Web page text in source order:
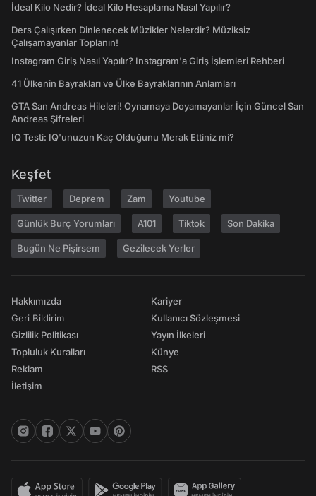
İdeal Kilo Nedir? İdeal Kilo Hesaplama Nasıl Yapılır?
Ders Çalışırken Dinlenecek Müzikler Nelerdir? Müziksiz
Çalışamayanlar Toplanın!
Instagram Giriş Nasıl Yapılır? Instagram'a Giriş İşlemleri Rehberi
41 Ülkenin Bayrakları ve Ülke Bayraklarının Anlamları
GTA San Andreas Hileleri! Oynamaya Doyamayanlar İçin Güncel San
Andreas Şifreleri
IQ Testi: IQ'unuzun Kaç Olduğunu Merak Ettiniz mi?
Keşfet
Twitter Deprem Zam Youtube
Günlük Burç Yorumları A101 Tiktok Son Dakika
Bugün Ne Pişirsem Gezilecek Yerler
Hakkımızda
Geri Bildirim
Gizlilik Politikası
Topluluk Kuralları
Reklam
İletişim
Kariyer
Kullanıcı Sözleşmesi
Yayın İlkeleri
Künye
RSS